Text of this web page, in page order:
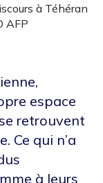
à Téhéran
AFP
espace
retrouvent
Ce qui n’a
à leurs